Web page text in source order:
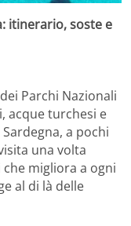
itinerario, soste e
Parchi Nazionali
acque turchesi e
a pochi
una volta
migliora a ogni
al di là delle